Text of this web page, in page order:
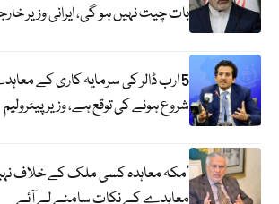
بات چیت نہیں ہو گی، ایرانی وزیر
5 ارب ڈالر کی سرمایہ کاری کے
شروع ہونے کی توقع ہے، وزیر پیٹرولیم
‘مکہ معاہدہ کسی ملک کے خلاف
معاہدے کے نکات سامنے لے آئے